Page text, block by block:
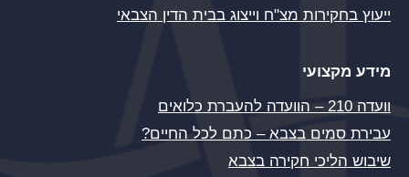
ייעוץ בחקירות מצ"ח וייצוג בבית הדין הצבאי
מידע מקצועי
וועדה 210 – הוועדה להעברת כלואים
עבירת סמים בצבא – כתם לכל החיים?
שיבוש הליכי חקירה בצבא